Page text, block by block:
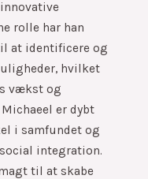
rolle har han
at identificere og
hvilket
vækst og
er dybt
i samfundet og
integration.
til at skabe